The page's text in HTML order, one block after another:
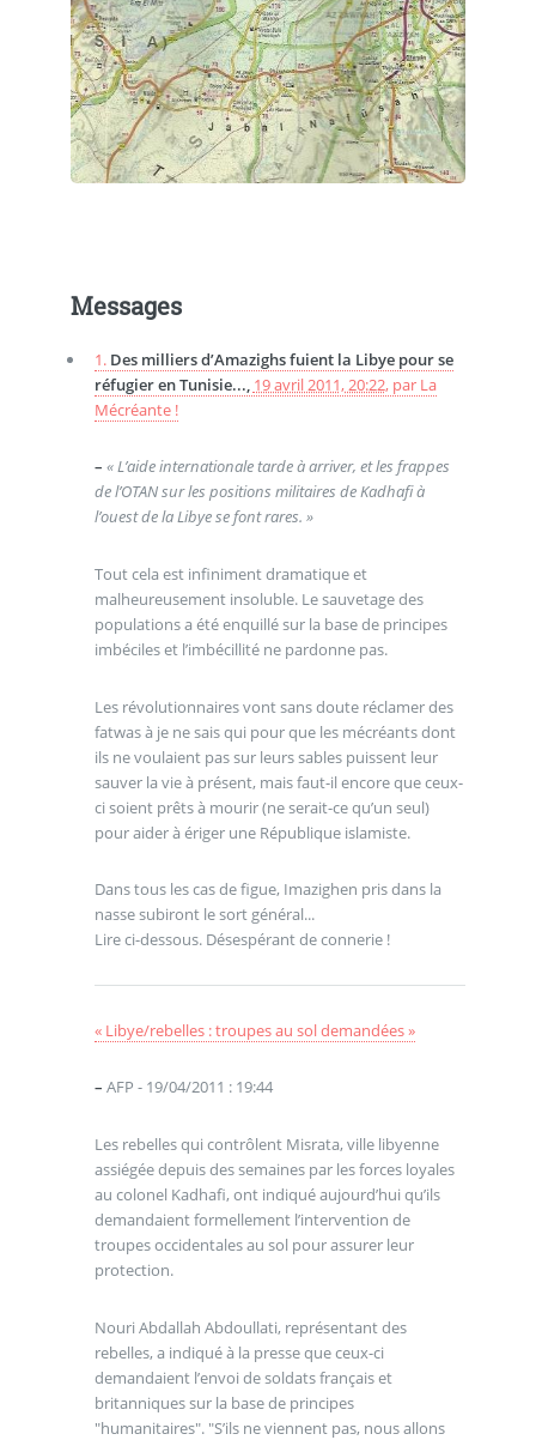
Messages
1. Des milliers d’Amazighs fuient la Libye pour se
réfugier en Tunisie..., 19 avril 2011, 20:22, par La
Mécréante !
– « L’aide internationale tarde à arriver, et les frappes
de l’OTAN sur les positions militaires de Kadhafi à
l’ouest de la Libye se font rares. »
Tout cela est infiniment dramatique et
malheureusement insoluble. Le sauvetage des
populations a été enquillé sur la base de principes
imbéciles et l’imbécillité ne pardonne pas.
Les révolutionnaires vont sans doute réclamer des
fatwas à je ne sais qui pour que les mécréants dont
ils ne voulaient pas sur leurs sables puissent leur
sauver la vie à présent, mais faut-il encore que ceux-
ci soient prêts à mourir (ne serait-ce qu’un seul)
pour aider à ériger une République islamiste.
Dans tous les cas de figue, Imazighen pris dans la
nasse subiront le sort général...
Lire ci-dessous. Désespérant de connerie !
« Libye/rebelles : troupes au sol demandées »
– AFP - 19/04/2011 : 19:44
Les rebelles qui contrôlent Misrata, ville libyenne
assiégée depuis des semaines par les forces loyales
au colonel Kadhafi, ont indiqué aujourd’hui qu’ils
demandaient formellement l’intervention de
troupes occidentales au sol pour assurer leur
protection.
Nouri Abdallah Abdoullati, représentant des
rebelles, a indiqué à la presse que ceux-ci
demandaient l’envoi de soldats français et
britanniques sur la base de principes
"humanitaires". "S’ils ne viennent pas, nous allons